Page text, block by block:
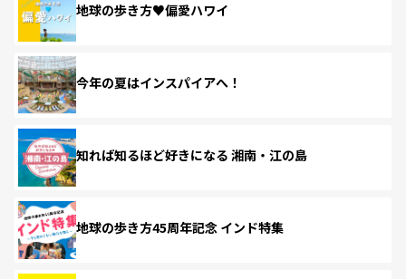
地球の歩き方♥偏愛ハワイ
今年の夏はインスパイアへ！
知れば知るほど好きになる 湘南・江の島
地球の歩き方45周年記念 インド特集